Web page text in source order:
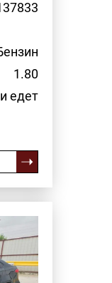
1.80
едет